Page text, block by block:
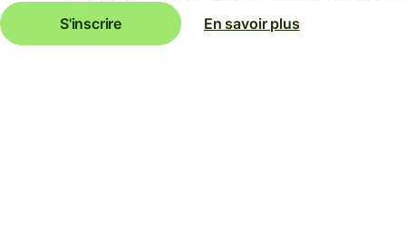
S'inscrire En savoir plus